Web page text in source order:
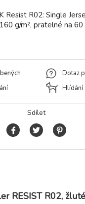
Resist R02: Single
g/m², pratelné na 60
Dotaz
Hlídání
Sdílet
RESIST R02, žluté